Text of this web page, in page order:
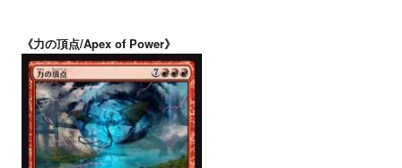
《力の頂点/Apex of Power》